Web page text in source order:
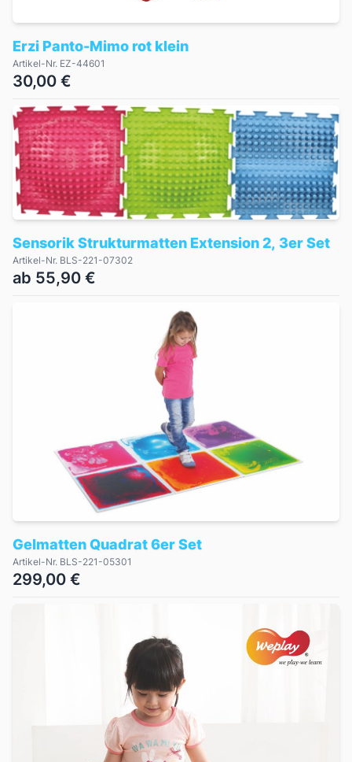
Erzi Panto-Mimo rot klein
Artikel-Nr. EZ-44601
30,00 €
Sensorik Strukturmatten Extension 2, 3er Set
Artikel-Nr. BLS-221-07302
ab 55,90 €
Gelmatten Quadrat 6er Set
Artikel-Nr. BLS-221-05301
299,00 €